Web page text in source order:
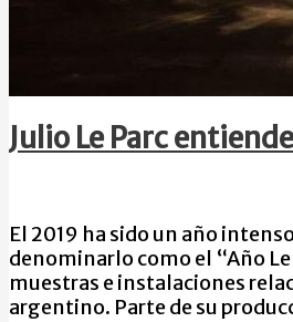
Julio Le Parc
El 2019 ha sido un año
denominarlo como el “Año
muestras e instalaciones
argentino. Parte de su